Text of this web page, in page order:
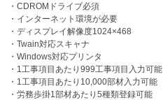
・CDROMドライブ必須
・インターネット環境が必要
・ディスプレイ解像度1024×468
・Twain対応スキャナ
・Windows対応プリンタ
・1工事項目あたり999工事項目入力可能
・1工事項目あたり10,000部材入力可能
・労務歩掛1部材あたり5種類登録可能